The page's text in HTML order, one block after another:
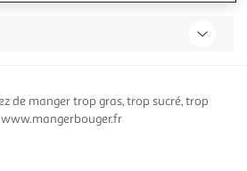
de manger trop gras, trop sucré, trop